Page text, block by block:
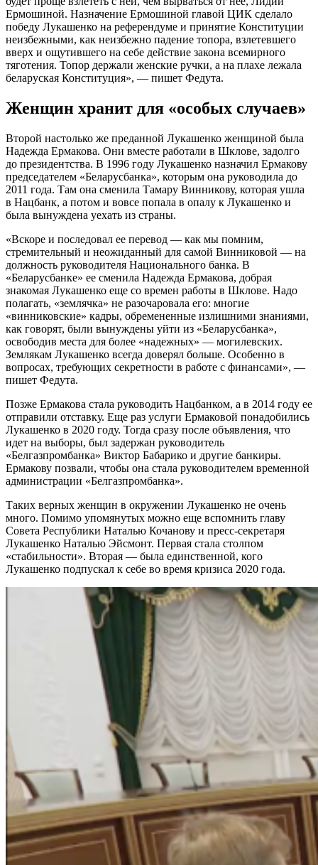
Ермошиной. Назначение Ермошиной главой ЦИК сделало
победу Лукашенко на референдуме и принятие Конституции
неизбежными, как неизбежно падение топора, взлетевшего
вверх и ощутившего на себе действие закона всемирного
тяготения. Топор держали женские ручки, а на плахе лежала
беларуская Конституция», — пишет Федута.
Женщин хранит для «особых случаев»
Второй настолько же преданной Лукашенко женщиной была
Надежда Ермакова. Они вместе работали в Шклове, задолго
до президентства. В 1996 году Лукашенко назначил Ермакову
председателем «Беларусбанка», которым она руководила до
2011 года. Там она сменила Тамару Винникову, которая ушла
в Нацбанк, а потом и вовсе попала в опалу к Лукашенко и
была вынуждена уехать из страны.
«Вскоре и последовал ее перевод — как мы помним,
стремительный и неожиданный для самой Винниковой — на
должность руководителя Национального банка. В
«Беларусбанке» ее сменила Надежда Ермакова, добрая
знакомая Лукашенко еще со времен работы в Шклове. Надо
полагать, «землячка» не разочаровала его: многие
«винниковские» кадры, обремененные излишними знаниями,
как говорят, были вынуждены уйти из «Беларусбанка»,
освободив места для более «надежных» — могилевских.
Землякам Лукашенко всегда доверял больше. Особенно в
вопросах, требующих секретности в работе с финансами», —
пишет Федута.
Позже Ермакова стала руководить Нацбанком, а в 2014 году ее
отправили отставку. Еще раз услуги Ермаковой понадобились
Лукашенко в 2020 году. Тогда сразу после объявления, что
идет на выборы, был задержан руководитель
«Белгазпромбанка» Виктор Бабарико и другие банкиры.
Ермакову позвали, чтобы она стала руководителем временной
администрации «Белгазпромбанка».
Таких верных женщин в окружении Лукашенко не очень
много. Помимо упомянутых можно еще вспомнить главу
Совета Республики Наталью Кочанову и пресс-секретаря
Лукашенко Наталью Эйсмонт. Первая стала столпом
«стабильности». Вторая — была единственной, кого
Лукашенко подпускал к себе во время кризиса 2020 года.